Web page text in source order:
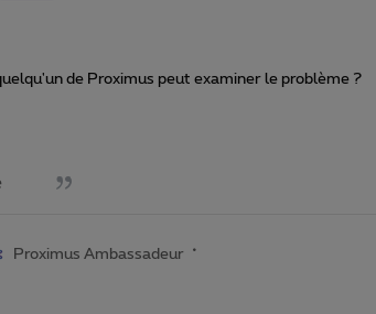
de Proximus peut examiner le problème ?
Proximus Ambassadeur